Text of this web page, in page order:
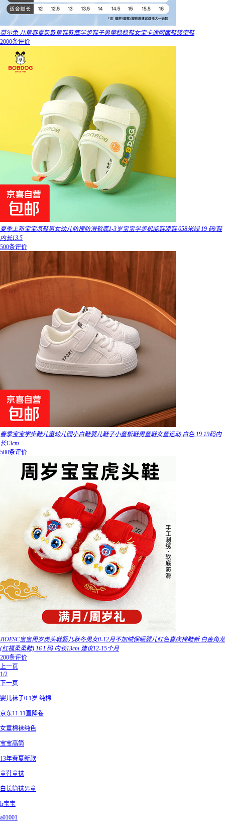
莫尔兔 儿童春夏新款童鞋软底学步鞋子男童稳稳鞋女宝卡通网面鞋镂空鞋
2000条评价
夏季上新宝宝凉鞋男女幼儿防撞防滑软底1-3岁宝宝学步机能鞋凉鞋 058米绿 19 码/鞋
内长13.5
500条评价
春季宝宝学步鞋儿童幼儿园小白鞋婴儿鞋子小童板鞋男童鞋女童运动 白色 19 19码内
长13cm
500条评价
JIOESC宝宝周岁虎头鞋婴儿秋冬男女0-12月不加绒保暖婴儿红色喜庆棉鞋新 白金角龙
(红福柔柔鞋) 16 L码 内长13cm 建议12-15个月
200条评价
上一页
1/2
下一页
婴儿袜子0 1岁 纯棉
京东11.11直降卷
女童棉袜纯色
宝宝高筒
13年春夏新款
童鞋童袜
白长筒袜男童
lr宝宝
a01001